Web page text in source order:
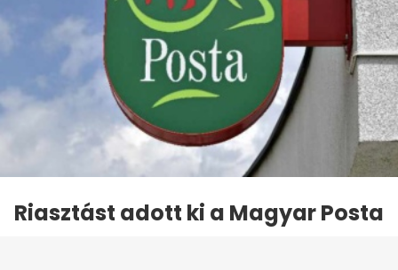
Riasztást adott ki a Magyar Posta